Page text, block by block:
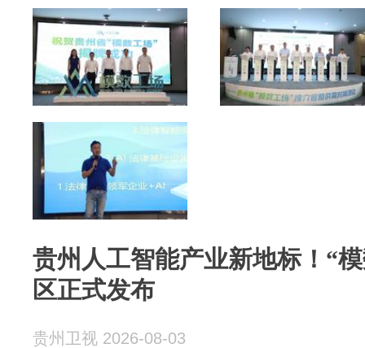
贵州人工智能产业新地标！“
区正式发布
贵州卫视 2026-08-03